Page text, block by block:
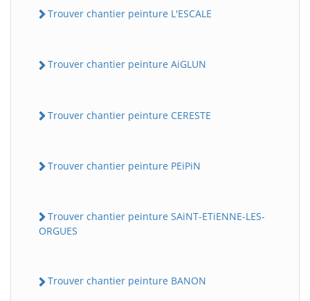
Trouver chantier peinture L'ESCALE
Trouver chantier peinture AiGLUN
Trouver chantier peinture CERESTE
Trouver chantier peinture PEiPiN
Trouver chantier peinture SAiNT-ETiENNE-LES-
ORGUES
Trouver chantier peinture BANON